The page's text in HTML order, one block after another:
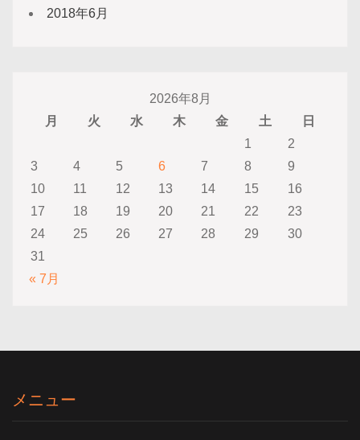
2018年6月
2026年8月
月
火 水 木 金 土
日
1
2
3
4 5 6 7 8
9
10
11 12 13 14 15
16
17
18 19 20 21 22
23
24
25 26 27 28 29
30
31
« 7月
メニュー